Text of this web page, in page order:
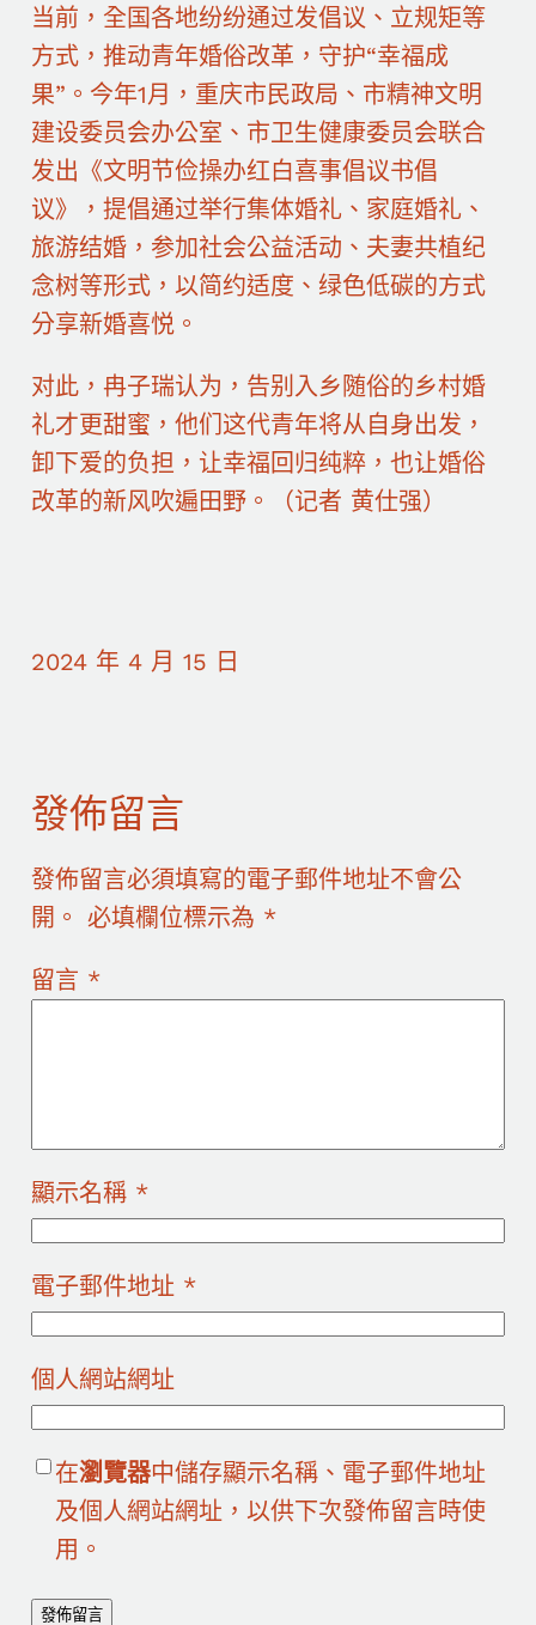
当前，全国各地纷纷通过发倡议、立规矩等
方式，推动青年婚俗改革，守护“幸福成
果”。今年1月，重庆市民政局、市精神文明
建设委员会办公室、市卫生健康委员会联合
发出《文明节俭操办红白喜事倡议书倡
议》，提倡通过举行集体婚礼、家庭婚礼、
旅游结婚，参加社会公益活动、夫妻共植纪
念树等形式，以简约适度、绿色低碳的方式
分享新婚喜悦。
对此，冉子瑞认为，告别入乡随俗的乡村婚
礼才更甜蜜，他们这代青年将从自身出发，
卸下爱的负担，让幸福回归纯粹，也让婚俗
改革的新风吹遍田野。（记者 黄仕强）
2024 年 4 月 15 日
發佈留言
發佈留言必須填寫的電子郵件地址不會公
開。 必填欄位標示為 *
留言 *
顯示名稱 *
電子郵件地址 *
個人網站網址
在瀏覽器中儲存顯示名稱、電子郵件地址
及個人網站網址，以供下次發佈留言時使
用。